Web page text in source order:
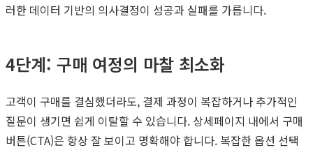
러한 데이터 기반의 의사결정이 성공과 실패를 가릅니다.
4단계: 구매 여정의 마찰 최소화
고객이 구매를 결심했더라도, 결제 과정이 복잡하거나 추가적인
질문이 생기면 쉽게 이탈할 수 있습니다. 상세페이지 내에서 구매
버튼(CTA)은 항상 잘 보이고 명확해야 합니다. 복잡한 옵션 선택